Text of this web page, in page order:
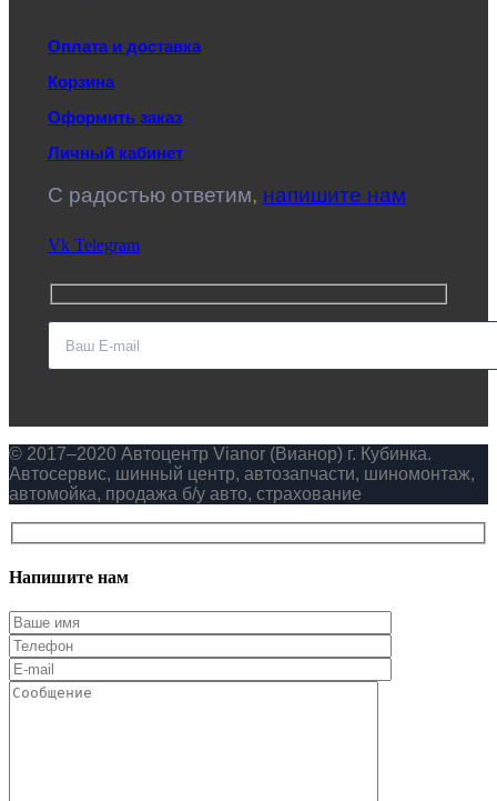
Оплата и доставка
Корзина
Оформить заказ
Личный кабинет
C радостью ответим, напишите нам
Vk Telegram
© 2017–2020 Автоцентр Vianor (Вианор) г. Кубинка.
Автосервис, шинный центр, автозапчасти, шиномонтаж,
автомойка, продажа б/у авто, страхование
Напишите нам